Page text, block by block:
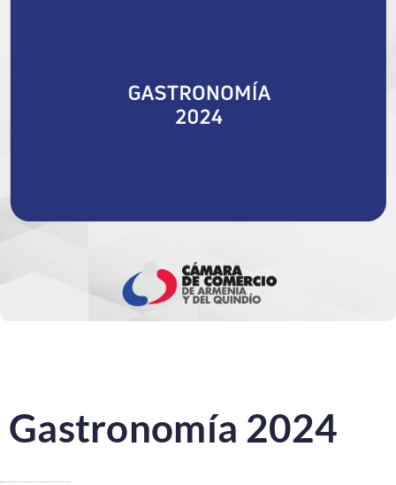
Gastronomía 2024